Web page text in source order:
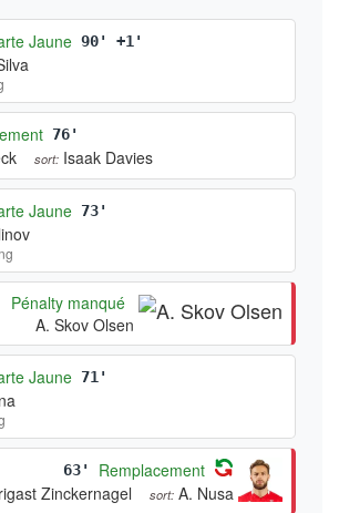
Jaune 90' +1'
76'
sort: Isaak Davies
Jaune 73'
Pénalty manqué
A. Skov Olsen
Jaune 71'
63' Remplacement
Zinckernagel sort: A. Nusa